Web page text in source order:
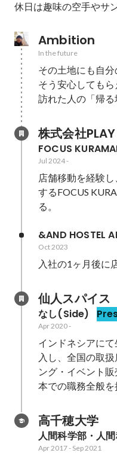
休日は趣味の空手やサ
Ambition
In the future
その土地にも自
そう安心してもら
訪れた人の「帰る
株式会社
FOCUS
Jul 2024-
店舗移動を経験
するFOCUS
る。
&AND HOSTEL
Oct 2023
入社の1ヶ月後に
仙人スパイス
なし(Side)
Apr 2020-
インドネシアに
入し、全国の取
ング・イベント
本での職務全般を
高千穂大学
人間科学部・人
Apr 2017- Sep 2021